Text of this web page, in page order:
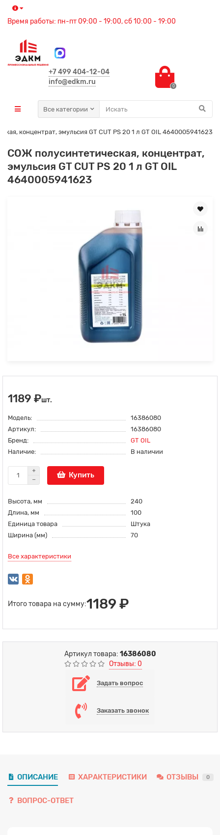
Время работы: пн-пт 09:00 - 19:00, сб 10:00 - 19:00
+7 499 404-12-04
info@edkm.ru
0
Все категории
концентрат, эмульсия GT CUT PS 20 1 л GT OIL 4640005941623
СОЖ полусинтетическая, концентрат,
эмульсия GT CUT PS 20 1 л GT OIL
4640005941623
1189 ₽шт.
Модель:
16386080
Артикул:
16386080
Бренд:
GT OIL
Наличие:
В наличии
Купить
Высота, мм
240
Длина, мм
100
Единица товара
Штука
Ширина (мм)
70
Все характеристики
Итого товара на сумму:1189 ₽
Артикул товара: 16386080
Отзывы: 0
Задать вопрос
Заказать звонок
ОПИСАНИЕ ХАРАКТЕРИСТИКИ ОТЗЫВЫ 0
ВОПРОС-ОТВЕТ